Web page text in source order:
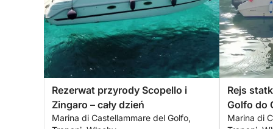
Rezerwat przyrody Scopello i
Zingaro – cały dzień
Marina di Castellammare del Golfo,
Rejs
Golfo do
Zingaro
Marina di